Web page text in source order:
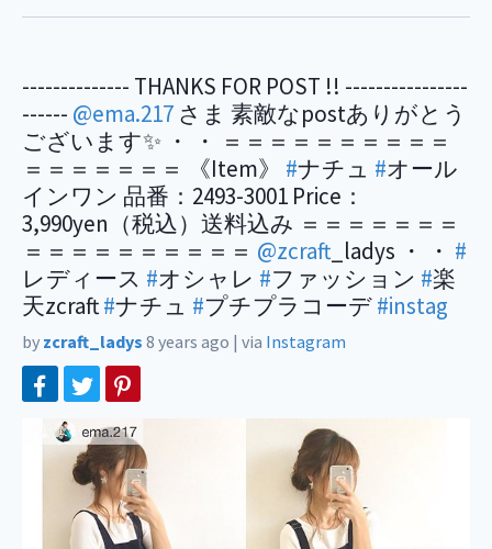
-------------- THANKS FOR POST !! ----------------
------ @ema.217 さま 素敵なpostありがとう
ございます✨ ・ ・ ＝＝＝＝＝＝＝＝＝＝
＝＝＝＝＝＝＝ 《Item》 #ナチュ #オール
インワン 品番：2493-3001 Price：
3,990yen（税込）送料込み ＝＝＝＝＝＝＝
＝＝＝＝＝＝＝＝＝＝ @zcraft _ladys ・ ・ #
レディース #オシャレ #ファッション #楽
天zcraft#ナチュ #プチプラコーデ#instag
by zcraft_ladys 8 years ago | via Instagram